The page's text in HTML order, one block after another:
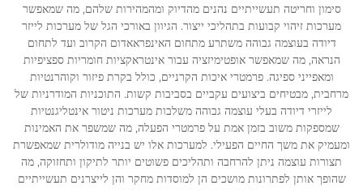
סימון וחריטה תעשייתיים נהנים מהדיוק ומהמהירות שלהם, מה שמאפשר
מערכות זיהוי קבועות בתהליכי ייצור. הגיוון באורכי הגל של מערכות לייזר
דיודה בעוצמה גבוהה משתרע מתחום האינפראאדום הקרוב ועד לתחום
הנראה, מה שמאפשר אופטימיזציה עבור אינטראקציות חומריות ספציפיות
ומאפייני ספיגה. פרמטרי איכות הקרניים, כולל בקרת פיזור וקוהרנטיות
מרחבית, מבטיחים ביצועים עקביים בסביבות קשות. התוכניות המודרניות של
לייזרי דיודה בעלי עוצמה גבוהה משלבות מערכות ניטור אינטליגנטיות
שמספקות משוב בזמן אמת על פרמטרי הפעלה, מה שמשפר את האמינות
ומעמיק את משך החיים הפעילי. למערכות אלו יש בנייה מודולרית שמאפשרת
תצורות עוצמה ניתן להרחבה ותהליכים פשוטים יותר לתיקון ותחזוקה, מה
שהופך אותן לפתרונות מושכים הן למוסדות מחקר והן לייצרנים תעשייתיים